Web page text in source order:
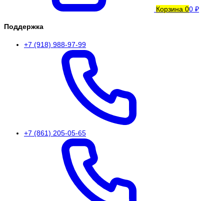
Корзина 00 ₽
Поддержка
+7 (918) 988-97-99
+7 (861) 205-05-65